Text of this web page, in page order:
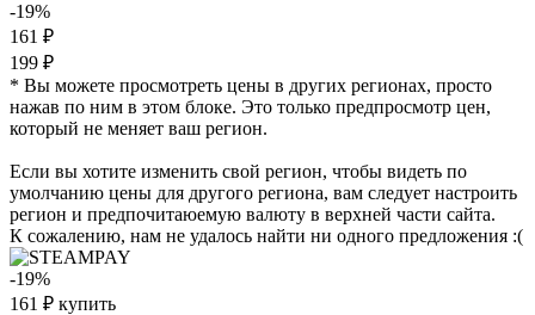
-19%
161 ₽
199 ₽
* Вы можете просмотреть цены в других регионах, просто
нажав по ним в этом блоке. Это только предпросмотр цен,
который не меняет ваш регион.
Если вы хотите изменить свой регион, чтобы видеть по
умолчанию цены для другого региона, вам следует настроить
регион и предпочитаюемую валюту в верхней части сайта.
К сожалению, нам не удалось найти ни одного предложения :(
-19%
161 ₽ купить